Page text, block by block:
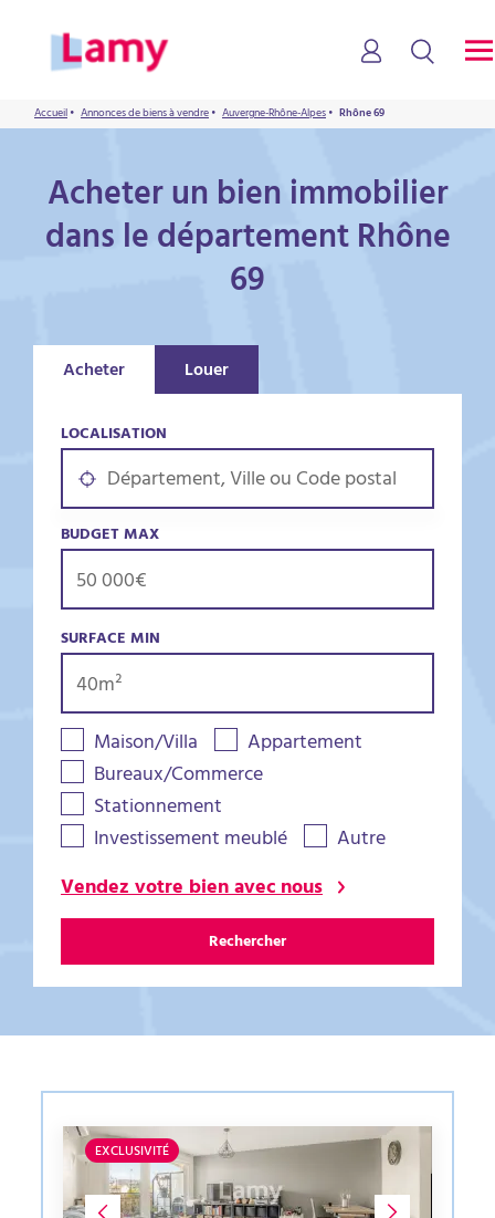
Accueil• Annonces de biens à vendre• Auvergne-Rhône-Alpes• Rhône 69
Acheter un bien immobilier
dans le département Rhône
69
Acheter Louer
LOCALISATION
BUDGET MAX
SURFACE MIN
Maison/Villa
Appartement
Bureaux/Commerce
Stationnement
Investissement meublé
Autre
Vendez votre bien avec nous
Rechercher
EXCLUSIVITÉ